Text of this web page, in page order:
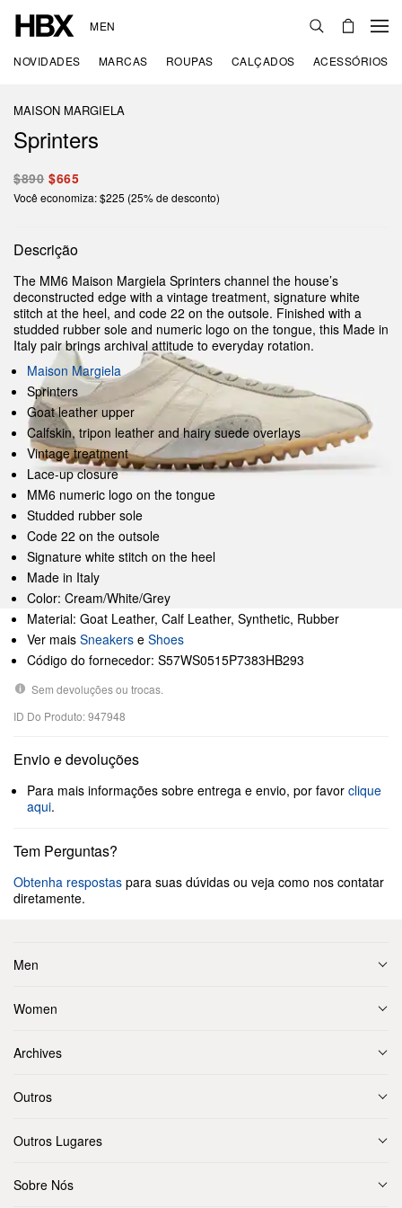
MEN
NOVIDADES MARCAS ROUPAS CALÇADOS ACESSÓRIOS
MAISON MARGIELA
Sprinters
$890 $665
Você economiza: $225 (25% de desconto)
Descrição
The MM6 Maison Margiela Sprinters channel the house’s
deconstructed edge with a vintage treatment, signature white
stitch at the heel, and code 22 on the outsole. Finished with a
studded rubber sole and numeric logo on the tongue, this Made in
Italy pair brings archival attitude to everyday rotation.
Maison Margiela
Sprinters
Goat leather upper
Calfskin, tripon leather and hairy suede overlays
Vintage treatment
Lace-up closure
MM6 numeric logo on the tongue
Studded rubber sole
Code 22 on the outsole
Signature white stitch on the heel
Made in Italy
Color: Cream/White/Grey
Material: Goat Leather, Calf Leather, Synthetic, Rubber
Ver mais Sneakers e Shoes
Código do fornecedor: S57WS0515P7383HB293
Sem devoluções ou trocas.
ID Do Produto: 947948
Envio e devoluções
Para mais informações sobre entrega e envio, por favor clique
aqui.
Tem Perguntas?
Obtenha respostas para suas dúvidas ou veja como nos contatar
diretamente.
Men
Women
Archives
Outros
Outros Lugares
Sobre Nós